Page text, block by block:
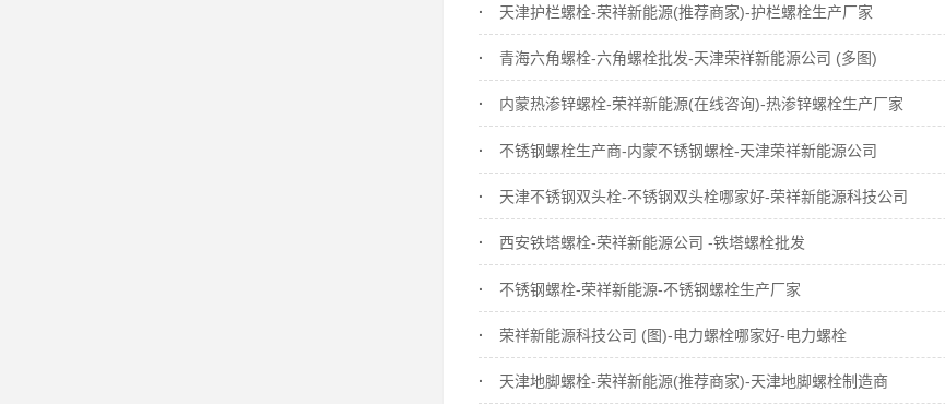
天津护栏螺栓-荣祥新能源(推荐商家)-护栏螺栓生产厂家
青海六角螺栓-六角螺栓批发-天津荣祥新能源公司 (多图)
内蒙热渗锌螺栓-荣祥新能源(在线咨询)-热渗锌螺栓生产厂家
不锈钢螺栓生产商-内蒙不锈钢螺栓-天津荣祥新能源公司
天津不锈钢双头栓-不锈钢双头栓哪家好-荣祥新能源科技公司
西安铁塔螺栓-荣祥新能源公司 -铁塔螺栓批发
不锈钢螺栓-荣祥新能源-不锈钢螺栓生产厂家
荣祥新能源科技公司 (图)-电力螺栓哪家好-电力螺栓
天津地脚螺栓-荣祥新能源(推荐商家)-天津地脚螺栓制造商